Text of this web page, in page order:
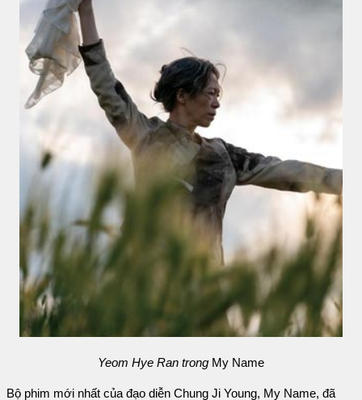
Yeom Hye Ran trong My Name
Bộ phim mới nhất của đạo diễn Chung Ji Young, My Name, đã